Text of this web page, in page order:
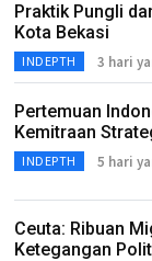
Praktik Pungli
Kota Bekasi
INDEPTH 3 hari
Pertemuan
Kemitraan
INDEPTH 5 hari
Ceuta: Ribuan
Ketegangan